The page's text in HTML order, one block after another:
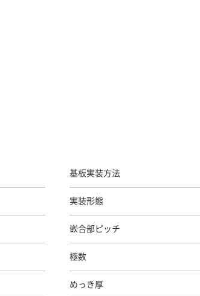
基板実装方法
実装形態
嵌合部ピッチ
極数
めっき厚